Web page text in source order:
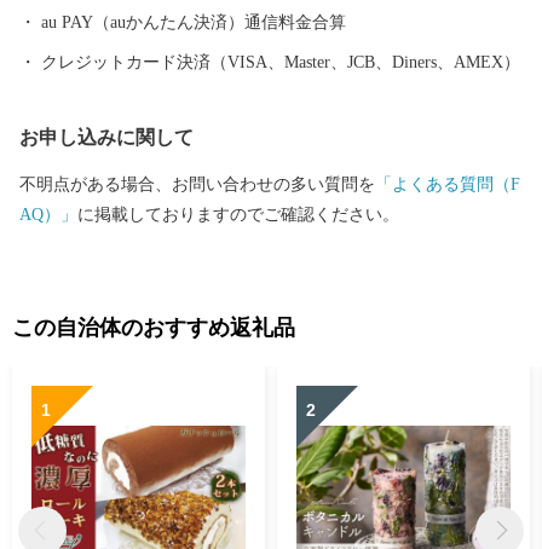
恵まれ、県央部の中核都市として発展を続けています。
au PAY（auかんたん決済）通信料金合算
クレジットカード決済（VISA、Master、JCB、Diners、AMEX）
お申し込みに関して
不明点がある場合、お問い合わせの多い質問を 「よくある質問（F
AQ）」 に掲載しておりますのでご確認ください。
この自治体のおすすめ返礼品
1 2